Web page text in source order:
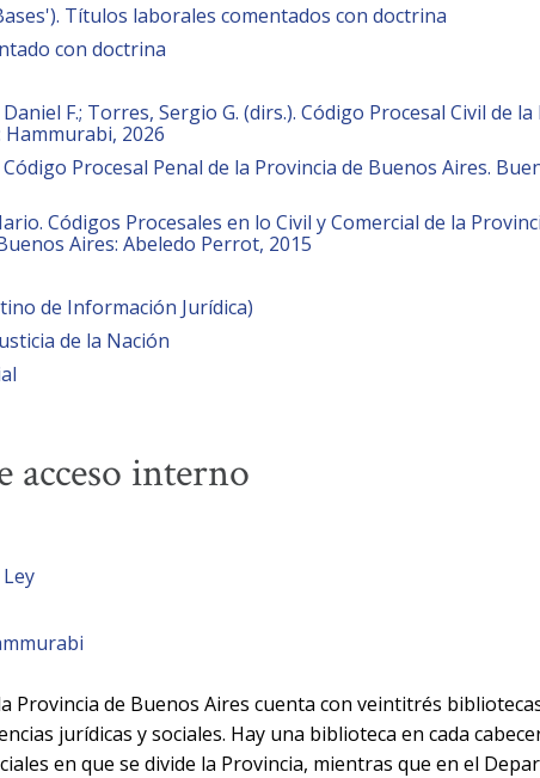
Títulos laborales comentados con doctrina
con doctrina
F.; Torres, Sergio G. (dirs.). Código Procesal Civil de
2026
Procesal Penal de la Provincia de Buenos Aires.
Códigos Procesales en lo Civil y Comercial de la
Aires: Abeledo Perrot, 2015
de Información Jurídica)
de la Nación
acceso interno
Provincia de Buenos Aires cuenta con veintitrés
jurídicas y sociales. Hay una biblioteca en cada
en que se divide la Provincia, mientras que en el